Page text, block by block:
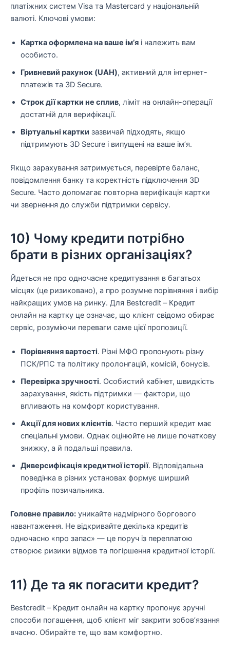
платіжних систем Visa та Mastercard у національній
валюті. Ключові умови:
Картка оформлена на ваше ім’я і належить вам
особисто.
Гривневий рахунок (UAH), активний для інтернет-
платежів та 3D Secure.
Строк дії картки не сплив, ліміт на онлайн-операції
достатній для верифікації.
Віртуальні картки зазвичай підходять, якщо
підтримують 3D Secure і випущені на ваше ім’я.
Якщо зарахування затримується, перевірте баланс,
повідомлення банку та коректність підключення 3D
Secure. Часто допомагає повторна верифікація картки
чи звернення до служби підтримки сервісу.
10) Чому кредити потрібно
брати в різних організаціях?
Йдеться не про одночасне кредитування в багатьох
місцях (це ризиковано), а про розумне порівняння і вибір
найкращих умов на ринку. Для Bestcredit – Кредит
онлайн на картку це означає, що клієнт свідомо обирає
сервіс, розуміючи переваги саме цієї пропозиції.
Порівняння вартості. Різні МФО пропонують різну
ПСК/РПС та політику пролонгацій, комісій, бонусів.
Перевірка зручності. Особистий кабінет, швидкість
зарахування, якість підтримки — фактори, що
впливають на комфорт користування.
Акції для нових клієнтів. Часто перший кредит має
спеціальні умови. Однак оцінюйте не лише початкову
знижку, а й подальші правила.
Диверсифікація кредитної історії. Відповідальна
поведінка в різних установах формує ширший
профіль позичальника.
Головне правило: уникайте надмірного боргового
навантаження. Не відкривайте декілька кредитів
одночасно «про запас» — це поруч із переплатою
створює ризики відмов та погіршення кредитної історії.
11) Де та як погасити кредит?
Bestcredit – Кредит онлайн на картку пропонує зручні
способи погашення, щоб клієнт міг закрити зобов’язання
вчасно. Обирайте те, що вам комфортно.